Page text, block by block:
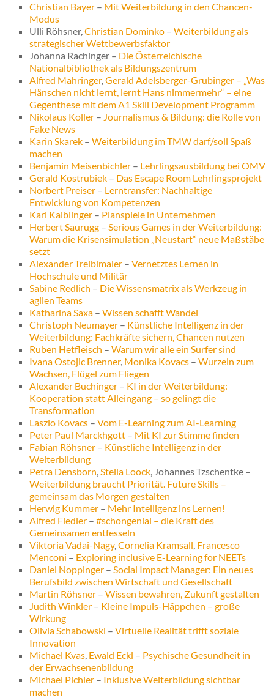
Christian Bayer – Mit Weiterbildung in den Chancen-
Modus
Ulli Röhsner,Christian Dominko –Weiterbildung als
strategischer Wettbewerbsfaktor
Johanna Rachinger – Die Österreichische
Nationalbibliothek als Bildungszentrum
Alfred Mahringer,Gerald Adelsberger-Grubinger – „Was
Hänschen nicht lernt, lernt Hans nimmermehr“ – eine
Gegenthese mit dem A1 Skill Development Programm
Nikolaus Koller – Journalismus & Bildung: die Rolle von
Fake News
Karin Skarek –Weiterbildung im TMW darf/soll Spaß
machen
Benjamin Meisenbichler – Lehrlingsausbildung bei OMV
Gerald Kostrubiek – Das Escape Room Lehrlingsprojekt
Norbert Preiser – Lerntransfer: Nachhaltige
Entwicklung von Kompetenzen
Karl Kaiblinger – Planspiele in Unternehmen
Herbert Saurugg –Serious Games in der Weiterbildung:
Warum die Krisensimulation „Neustart“ neue Maßstäbe
setzt
Alexander Treiblmaier –Vernetztes Lernen in
Hochschule und Militär
Sabine Redlich – Die Wissensmatrix als Werkzeug in
agilen Teams
Katharina Saxa –Wissen schafft Wandel
Christoph Neumayer – Künstliche Intelligenz in der
Weiterbildung: Fachkräfte sichern, Chancen nutzen
Ruben Hetfleisch –Warum wir alle ein Surfer sind
Ivana Ostojic Brenner, Monika Kovacs –Wurzeln zum
Wachsen, Flügel zum Fliegen
Alexander Buchinger – KI in der Weiterbildung:
Kooperation statt Alleingang – so gelingt die
Transformation
Laszlo Kovacs –Vom E-Learning zum AI-Learning
Peter Paul Marckhgott – Mit KI zur Stimme finden
Fabian Röhsner – Künstliche Intelligenz in der
Weiterbildung
Petra Densborn,Stella Loock, Johannes Tzschentke –
Weiterbildung braucht Priorität. Future Skills –
gemeinsam das Morgen gestalten
Herwig Kummer – Mehr Intelligenz ins Lernen!
Alfred Fiedler –#schongenial – die Kraft des
Gemeinsamen entfesseln
Viktoria Vadai-Nagy,Cornelia Kramsall, Francesco
Menconi – Exploring inclusive E-Learning for NEETs
Daniel Noppinger –Social Impact Manager: Ein neues
Berufsbild zwischen Wirtschaft und Gesellschaft
Martin Röhsner –Wissen bewahren, Zukunft gestalten
Judith Winkler – Kleine Impuls-Häppchen – große
Wirkung
Olivia Schabowski –Virtuelle Realität trifft soziale
Innovation
Michael Kvas, Ewald Eckl – Psychische Gesundheit in
der Erwachsenenbildung
Michael Pichler – Inklusive Weiterbildung sichtbar
machen